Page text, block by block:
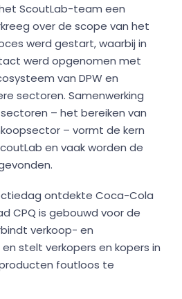
ScoutLab-team een
over de scope van het
werd gestart, waarbij in
werd opgenomen met
van DPW en
sectoren. Samenwerking
– het bereiken van
– vormt de kern
en vaak worden de
ontdekte Coca-Cola
CPQ is gebouwd voor de
verkoop- en
stelt verkopers en kopers in
foutloos te